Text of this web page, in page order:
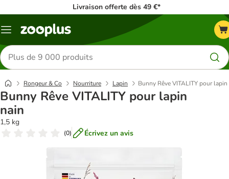
Livraison offerte dès 49 €*
Menu
Rechercher
des
produits
Rongeur & Co Nourriture Lapin Bunny Rêve VITALITY pour
Bunny Rêve VITALITY pour lapin
nain
1,5 kg
(0) Écrivez un avis